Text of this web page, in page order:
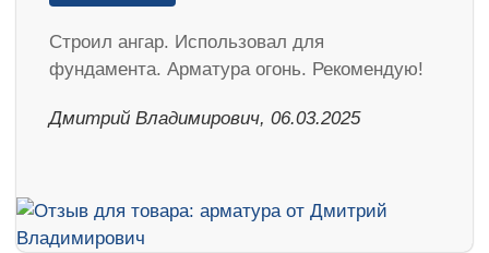
Строил ангар. Использовал для
фундамента. Арматура огонь. Рекомендую!
Дмитрий Владимирович, 06.03.2025